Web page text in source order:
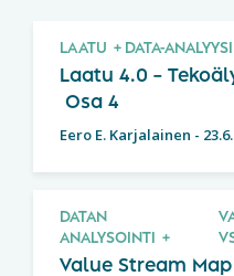
LAATU DATA-ANALYYSI
Laatu 4.0 –
Osa 4
Eero E. Karjalainen -
DATAN
ANALYSOINTI
Value Stream Map